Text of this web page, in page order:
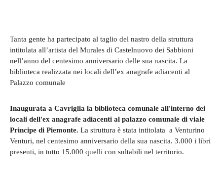
Tanta gente ha partecipato al taglio del nastro della struttura
intitolata all’artista del Murales di Castelnuovo dei Sabbioni
nell’anno del centesimo anniversario delle sua nascita. La
biblioteca realizzata nei locali dell’ex anagrafe adiacenti al
Palazzo comunale
Inaugurata a Cavriglia la biblioteca comunale all'interno dei
locali dell'ex anagrafe adiacenti al palazzo comunale di viale
Principe di Piemonte. La struttura è stata intitolata a Venturino
Venturi, nel centesimo anniversario della sua nascita. 3.000 i libri
presenti, in tutto 15.000 quelli con sultabili nel territorio.